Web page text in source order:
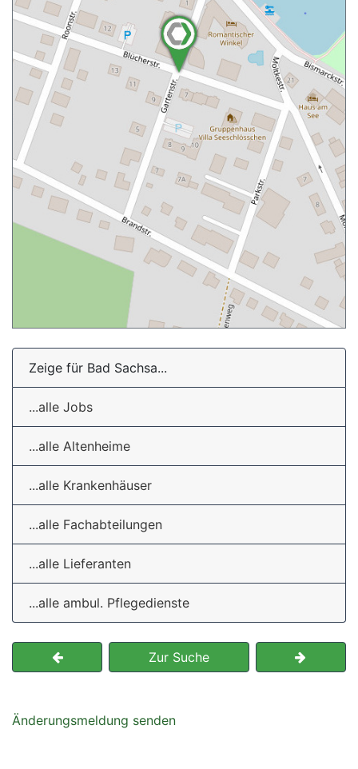
Zeige für Bad Sachsa...
...alle Jobs
...alle Altenheime
...alle Krankenhäuser
...alle Fachabteilungen
...alle Lieferanten
...alle ambul. Pflegedienste
Zur Suche
Änderungsmeldung senden